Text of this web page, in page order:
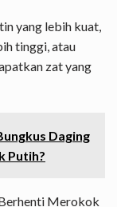
yang lebih kuat,
tinggi, atau
zat yang
Daging
Putih?
Merokok